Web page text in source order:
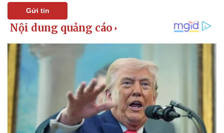
Pháp luật
Tin nóng
Tư vấn luật
Quân sự - Quốc phòng
Phân tích
Gửi tin